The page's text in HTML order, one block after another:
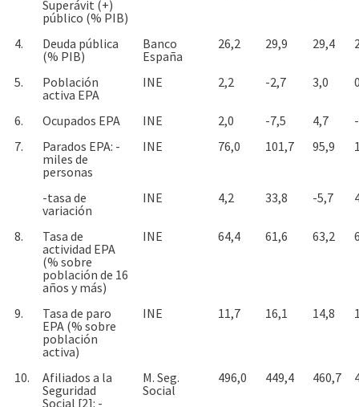
Superávit (+)
público (% PIB)
4.
Deuda pública
(% PIB)
Banco
España
26,2 29,9 29,4
5.
Población
activa EPA
INE 2,2 -2,7 3,0
6. Ocupados EPA INE 2,0 -7,5 4,7
7.
Parados EPA: -
miles de
personas
INE 76,0 101,7 95,9
-tasa de
variación
INE 4,2 33,8 -5,7
8.
Tasa de
actividad EPA
(% sobre
población de 16
años y más)
INE 64,4 61,6 63,2
9.
Tasa de paro
EPA (% sobre
población
activa)
INE 11,7 16,1 14,8
10.
Afiliados a la
Seguridad
Social [2]: -
M. Seg.
Social
496,0 449,4 460,7